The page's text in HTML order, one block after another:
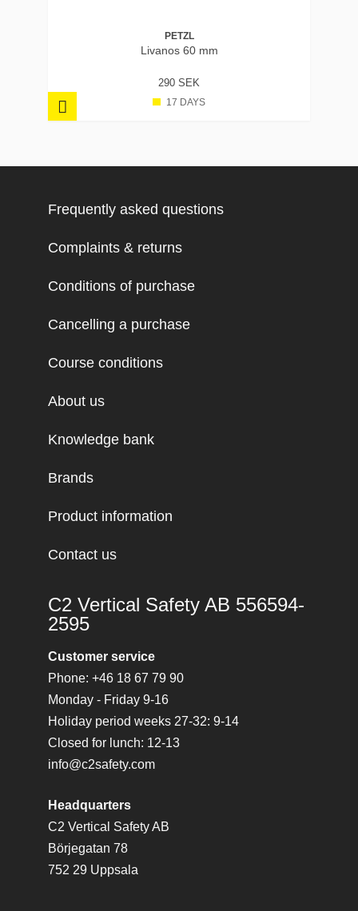
PETZL
Livanos 60 mm
290 SEK
17 DAYS
Frequently asked questions
Complaints & returns
Conditions of purchase
Cancelling a purchase
Course conditions
About us
Knowledge bank
Brands
Product information
Contact us
C2 Vertical Safety AB 556594-
2595
Customer service
Phone: +46 18 67 79 90
Monday - Friday 9-16
Holiday period weeks 27-32: 9-14
Closed for lunch: 12-13
info@c2safety.com
Headquarters
C2 Vertical Safety AB
Börjegatan 78
752 29 Uppsala